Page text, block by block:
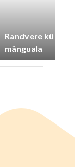
Randvere
mänguala